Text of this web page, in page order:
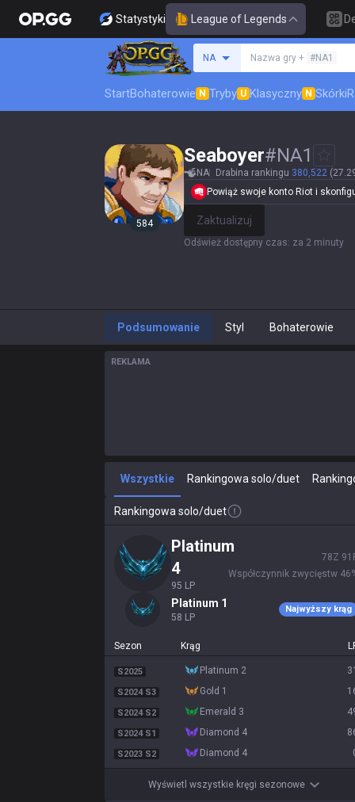
Statystyki League of Legends
NA Nazwa gry + #NA1
StartBohaterowie N Tryby U Klasyczny N Skórki
584
Seaboyer#NA1
NA Drabina rankingu 380,522
Powiąż swoje konto Riot i
Zaktualizuj
Odśwież dostępny czas: za 2 minuty
Podsumowanie Styl Bohaterowie
REKLAMA
Wszystkie Rankingowa solo/duet
Rankingowa solo/duet
platinum
4
95 LP
78Z 91
Współczynnik zwycięstw 46
platinum 1
58 LP
Najwyższy krąg
Sezon Krąg
S2025 platinum 2 31
S2024 S3 gold 1
S2024 S2 emerald 3
S2024 S1 diamond 4
S2023 S2 diamond 4
Wyświetl wszystkie kręgi sezonowe